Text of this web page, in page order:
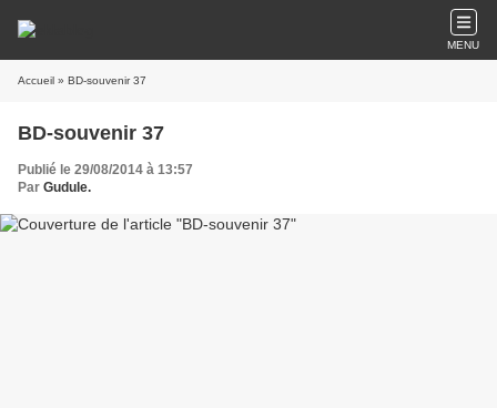
MENU
Accueil » BD-souvenir 37
BD-souvenir 37
Publié le 29/08/2014 à 13:57
Par Gudule.